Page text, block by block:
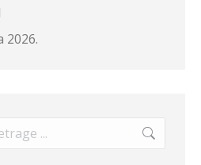
2026.